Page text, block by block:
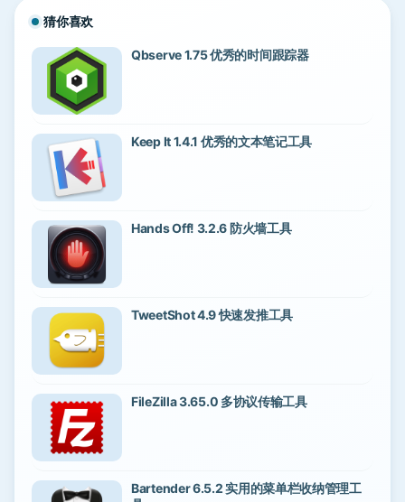
猜你喜欢
Qbserve 1.75 优秀的时间跟踪器
Keep It 1.4.1 优秀的文本笔记工具
Hands Off! 3.2.6 防火墙工具
TweetShot 4.9 快速发推工具
FileZilla 3.65.0 多协议传输工具
Bartender 6.5.2 实用的菜单栏收纳管理工